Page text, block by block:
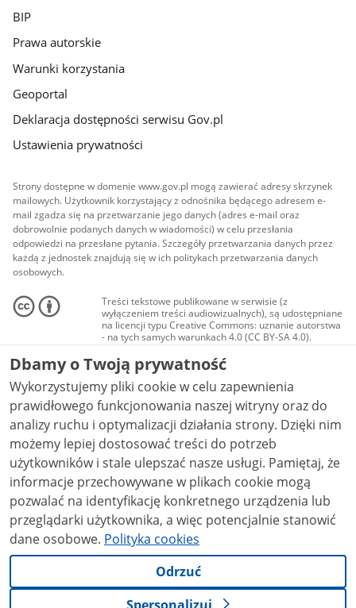
BIP
Prawa autorskie
Warunki korzystania
Geoportal
Deklaracja dostępności serwisu Gov.pl
Ustawienia prywatności
Strony dostępne w domenie www.gov.pl mogą zawierać adresy skrzynek
mailowych. Użytkownik korzystający z odnośnika będącego adresem e-
mail zgadza się na przetwarzanie jego danych (adres e-mail oraz
dobrowolnie podanych danych w wiadomości) w celu przesłania
odpowiedzi na przesłane pytania. Szczegóły przetwarzania danych przez
każdą z jednostek znajdują się w ich politykach przetwarzania danych
osobowych.
Treści tekstowe publikowane w serwisie (z
wyłączeniem treści audiowizualnych), są udostępniane
na licencji typu Creative Commons: uznanie autorstwa
- na tych samych warunkach 4.0 (CC BY-SA 4.0).
Materiały audiowizualne, w tym zdjęcia, materiały
audio i wideo, są udostępniane na licencji typu
Creative Commons: uznanie autorstwa użycie
niekomercyjne - bez utworów zależnych 4.0 (CC BY-
NC-ND 4.0), o ile nie jest to stwierdzone inaczej.
Dbamy o Twoją prywatność
Wykorzystujemy pliki cookie w celu zapewnienia
prawidłowego funkcjonowania naszej witryny oraz do
analizy ruchu i optymalizacji działania strony. Dzięki nim
możemy lepiej dostosować treści do potrzeb
użytkowników i stale ulepszać nasze usługi. Pamiętaj, że
informacje przechowywane w plikach cookie mogą
pozwalać na identyfikację konkretnego urządzenia lub
przeglądarki użytkownika, a więc potencjalnie stanowić
dane osobowe. Polityka cookies
Odrzuć